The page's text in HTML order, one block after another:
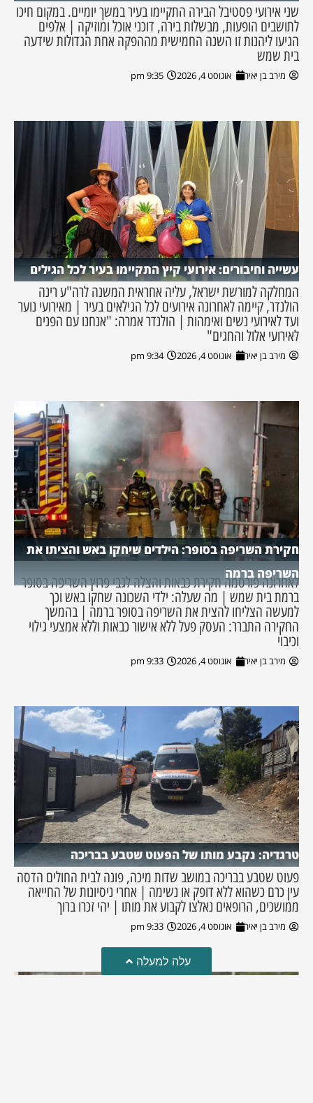
שני אירועי פסטיבל הבירה התקיימו בעיר במשך יומיים. במקום חיכו
לתושבים הופעות, מבשלות בירה, דוכני אוכל ומוזיקה | אלפים
הגיעו ליהנות זו השנה החמישית מההפקה אחת הגדולות שידעה
בית שמש
מירב בן יאיר אוגוסט 4, 2026 9:35 pm
עשייה וחיבורים: אירועי קיץ התקיימו בעיר לכל הגילים
המחלקה למורשת ישראל, עליה אחראית המשנה לרה"ע רינה
הולנדר, קיימה לאחרונה אירועים לכל הגילאים בעיר | מאירועי נוער
ועד לאירועי נשים ואימהות | הולנדר אמרה: "אנחנו עם הפנים
לאירועי אלול והחגים"
מירב בן יאיר אוגוסט 4, 2026 9:34 pm
חקירת השריפה בסופר: הילדים שיחקו באש והציתו את
השריפה ברמה
לאחרונה פורסמה חקירת כבאות והצלה לגבי פרוץ השריפה בסופר
ברמת בית שמש | מה שעלה: ילדי השכונה שחקו באש וכך
למעשה הצליחו להצית את השריפה בסופר ברמה | בהמשך
החקירה התברר: העסק פעל ללא אישור כבאות וללא אמצעי גילוי
וכיבוי
מירב בן יאיר אוגוסט 4, 2026 9:33 pm
טרגדיה: נקבע מותו של הפעוט שטבע בבריכה
פעוט שטבע בבריכה במושב שדות מיכה, פונה לבית החולים הדסה
עין כרם כשהוא ללא דופק או נשימה | אחרי ניסיונות של החייאה
ממושכים, הרופאים נאלצו לקבוע את מותו | יהי זכרו ברוך
מירב בן יאיר אוגוסט 4, 2026 9:33 pm
עלה למעלה